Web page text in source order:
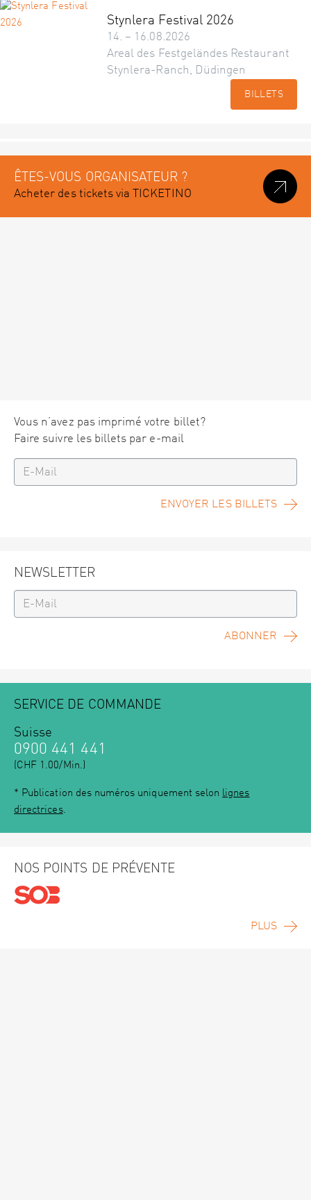
Stynlera Festival 2026
14. – 16.08.2026
Areal des Festgeländes Restaurant
Stynlera-Ranch, Düdingen
BILLETS
ÊTES-VOUS ORGANISATEUR ?
Acheter des tickets via TICKETINO
Vous n’avez pas imprimé votre billet?
Faire suivre les billets par e-mail
ENVOYER LES BILLETS
NEWSLETTER
ABONNER
SERVICE DE COMMANDE
Suisse
0900 441 441
(CHF 1.00/Min.)
* Publication des numéros uniquement selon lignes
directrices.
NOS POINTS DE PRÉVENTE
PLUS